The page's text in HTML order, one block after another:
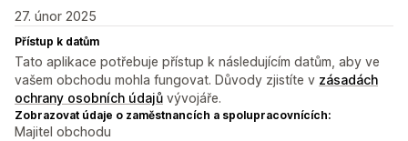
27. únor 2025
Přístup k datům
Tato aplikace potřebuje přístup k následujícím datům, aby ve
vašem obchodu mohla fungovat. Důvody zjistíte v zásadách
ochrany osobních údajů vývojáře.
Zobrazovat údaje o zaměstnancích a spolupracovnících:
Majitel obchodu